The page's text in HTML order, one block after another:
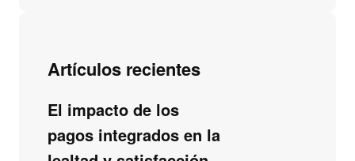
Artículos recientes
El impacto de los
pagos integrados en la